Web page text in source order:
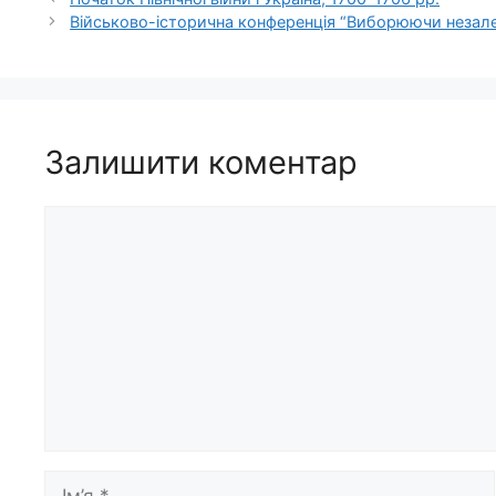
Військово-історична конференція “Виборюючи
Залишити коментар